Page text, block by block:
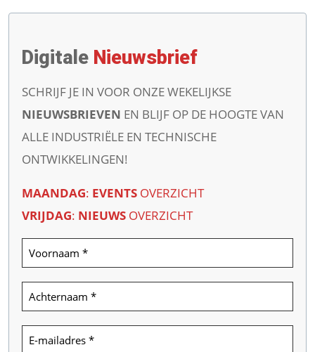
Digitale Nieuwsbrief
SCHRIJF JE IN VOOR ONZE WEKELIJKSE
NIEUWSBRIEVEN EN BLIJF OP DE HOOGTE VAN
ALLE INDUSTRIËLE EN TECHNISCHE
ONTWIKKELINGEN!
MAANDAG: EVENTS OVERZICHT
VRIJDAG: NIEUWS OVERZICHT